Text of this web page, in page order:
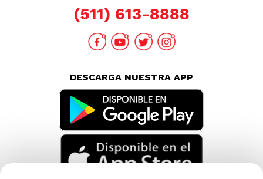
(511) 613-8888
DESCARGA NUESTRA APP